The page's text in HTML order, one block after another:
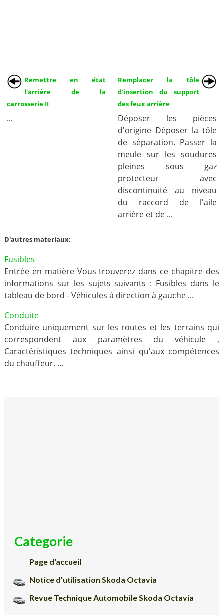
Remettre en état
l'arrière de la
carrosserie II
...
Remplacer la tôle
d'insertion du support
des feux arrière
Déposer les pièces
d'origine Déposer la tôle
de séparation. Passer la
meule sur les soudures
pleines sous gaz
protecteur avec
discontinuité au niveau
du raccord de l'aile
arrière et de ...
D'autres materiaux:
Fusibles
Entrée en matière Vous trouverez dans ce chapitre des
informations sur les sujets suivants : Fusibles dans le
tableau de bord - Véhicules à direction à gauche ...
Conduite
Conduire uniquement sur les routes et les terrains qui
correspondent aux paramètres du véhicule ,
Caractéristiques techniques ainsi qu'aux compétences
du chauffeur. ...
Categorie
Page d'accueil
Notice d'utilisation Skoda Octavia
Revue Technique Automobile Skoda Octavia